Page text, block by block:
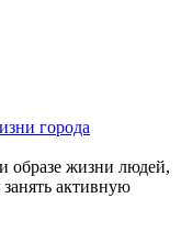
образе жизни людей,
активную